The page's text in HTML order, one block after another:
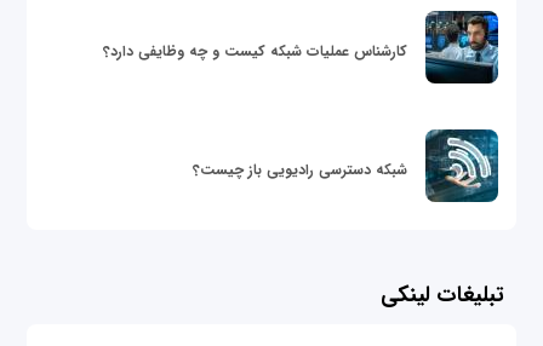
کارشناس عملیات شبکه کیست و چه وظایفی دارد؟
شبکه دسترسی رادیویی باز چیست؟
تبلیغات لینکی